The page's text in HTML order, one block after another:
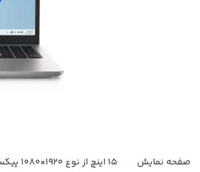
صفحه نمایش
15 اینچ از نوع 1920×1080 پیکسل